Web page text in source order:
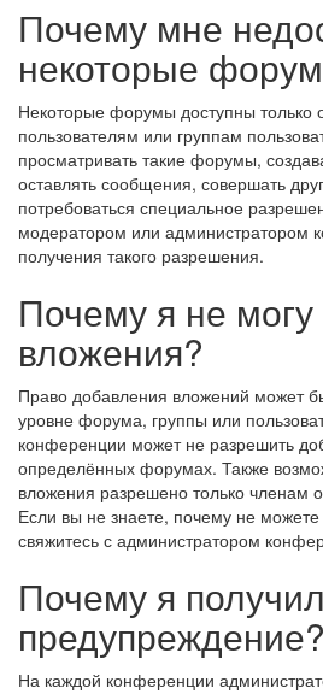
Почему мне
некоторые
Некоторые форумы доступны только
пользователям или группам
просматривать такие форумы,
оставлять сообщения, совершать
потребоваться специальное
модератором или администратором
получения такого разрешения.
Почему я не
вложения?
Право добавления вложений может
уровне форума, группы или
конференции может не разрешить
определённых форумах. Также
вложения разрешено только членам
Если вы не знаете, почему не
свяжитесь с администратором
Почему я получил
предупреждение?
На каждой конференции